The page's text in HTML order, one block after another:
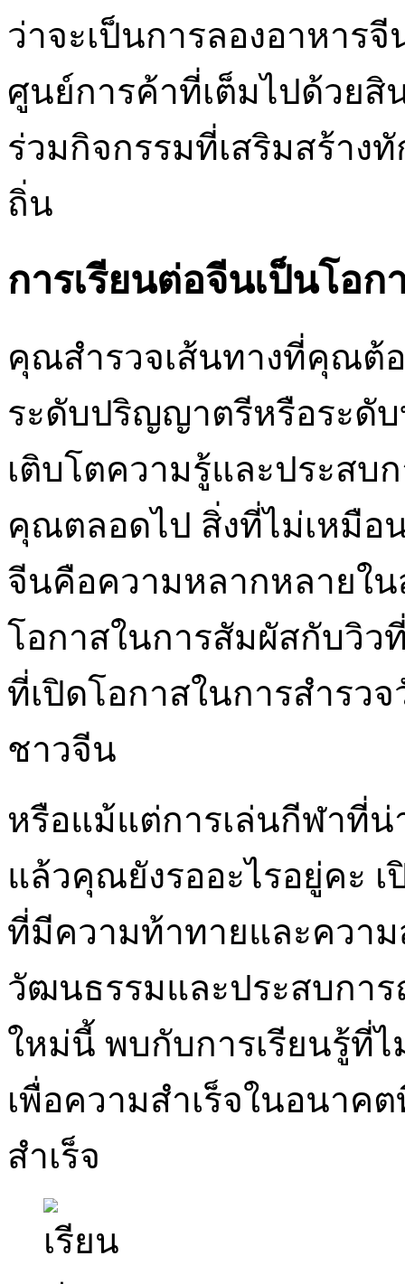
ว่าจะเป็นการลองอาหาร
ศูนย์การค้าที่เต็มไปด้วยสิ
ร่วมกิจกรรมที่เสริมสร้าง
ถิ่น
การเรียนต่อจีนเป็นโอก
คุณสำรวจเส้นทางที่คุณต้
ระดับปริญญาตรีหรือระดั
เติบโตความรู้และประส
คุณตลอดไป สิ่งที่ไม่เหมือ
จีนคือความหลากหลายใ
โอกาสในการสัมผัสกับวิว
ที่เปิดโอกาสในการสำรว
ชาวจีน
หรือแม้แต่การเล่นกีฬาที่
แล้วคุณยังรออะไรอยู่คะ
ที่มีความท้าทายและควา
วัฒนธรรมและประสบกา
ใหม่นี้ พบกับการเรียนรู้ที่
เพื่อความสำเร็จในอนาค
สำเร็จ